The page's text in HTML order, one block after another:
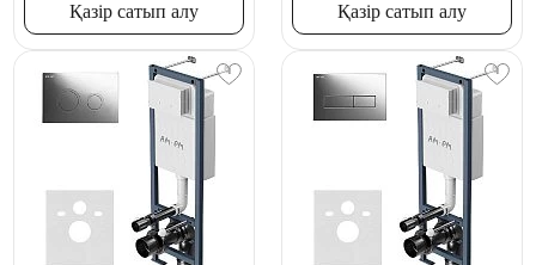
Қазір сатып алу Қазір сатып алу